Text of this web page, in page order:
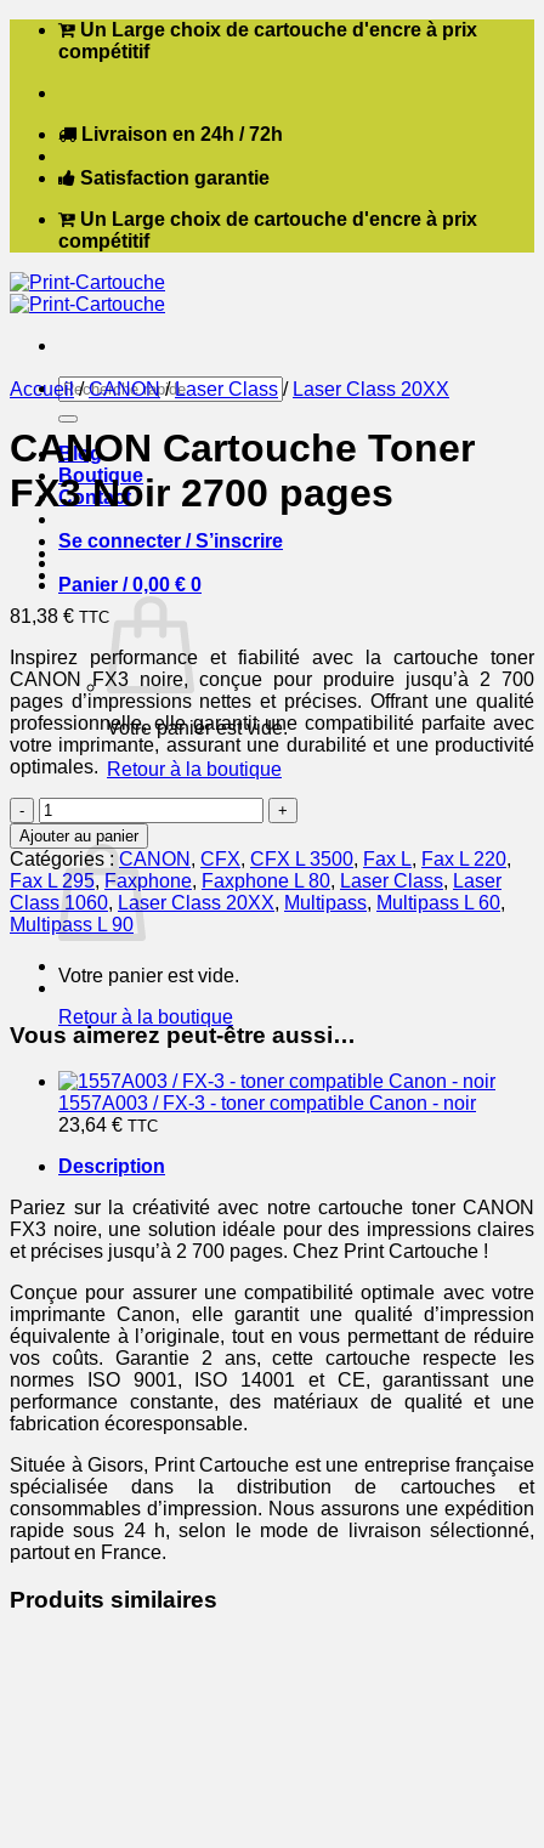
Passer Un Large choix de cartouche d'encre à prix
compétitif
Livraison en 24h / 72h
Satisfaction garantie
Un Large choix de cartouche d'encre à prix
compétitif
Recherche
pour :
Blog
Boutique
Contact
Se connecter / S’inscrire
Panier /0,00 € 0
Votre panier est vide.
Retour à la boutique
Panier
Votre panier est vide.
Retour à la boutique
Accueil / CANON / Laser Class / Laser Class 20XX
CANON Cartouche Toner
FX3 Noir 2700 pages
81,38 € TTC
Inspirez performance et fiabilité avec la cartouche toner
CANON FX3 noire, conçue pour produire jusqu’à 2 700
pages d’impressions nettes et précises. Offrant une qualité
professionnelle, elle garantit une compatibilité parfaite avec
votre imprimante, assurant une durabilité et une productivité
optimales.
quantité
de
CANON
Cartouche
Toner
FX3
Noir
2700
pages
Ajouter au panier
Catégories : CANON , CFX, CFX L 3500, Fax L, Fax L 220,
Fax L 295,Faxphone, Faxphone L 80, Laser Class, Laser
Class 1060, Laser Class 20XX, Multipass, Multipass L 60,
Multipass L 90
Vous aimerez peut-être aussi…
1557A003 / FX-3 - toner compatible Canon - noir
23,64 € TTC
Description
Pariez sur la créativité avec notre cartouche toner CANON
FX3 noire, une solution idéale pour des impressions claires
et précises jusqu’à 2 700 pages. Chez Print Cartouche !
Conçue pour assurer une compatibilité optimale avec votre
imprimante Canon, elle garantit une qualité d’impression
équivalente à l’originale, tout en vous permettant de réduire
vos coûts. Garantie 2 ans, cette cartouche respecte les
normes ISO 9001, ISO 14001 et CE, garantissant une
performance constante, des matériaux de qualité et une
fabrication écoresponsable.
Située à Gisors, Print Cartouche est une entreprise française
spécialisée dans la distribution de cartouches et
consommables d’impression. Nous assurons une expédition
rapide sous 24 h, selon le mode de livraison sélectionné,
partout en France.
Produits similaires